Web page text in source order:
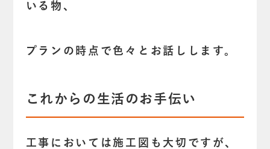
いる物、
プランの時点で色々とお話しします。
これからの生活のお手伝い
工事においては施工図も大切ですが、